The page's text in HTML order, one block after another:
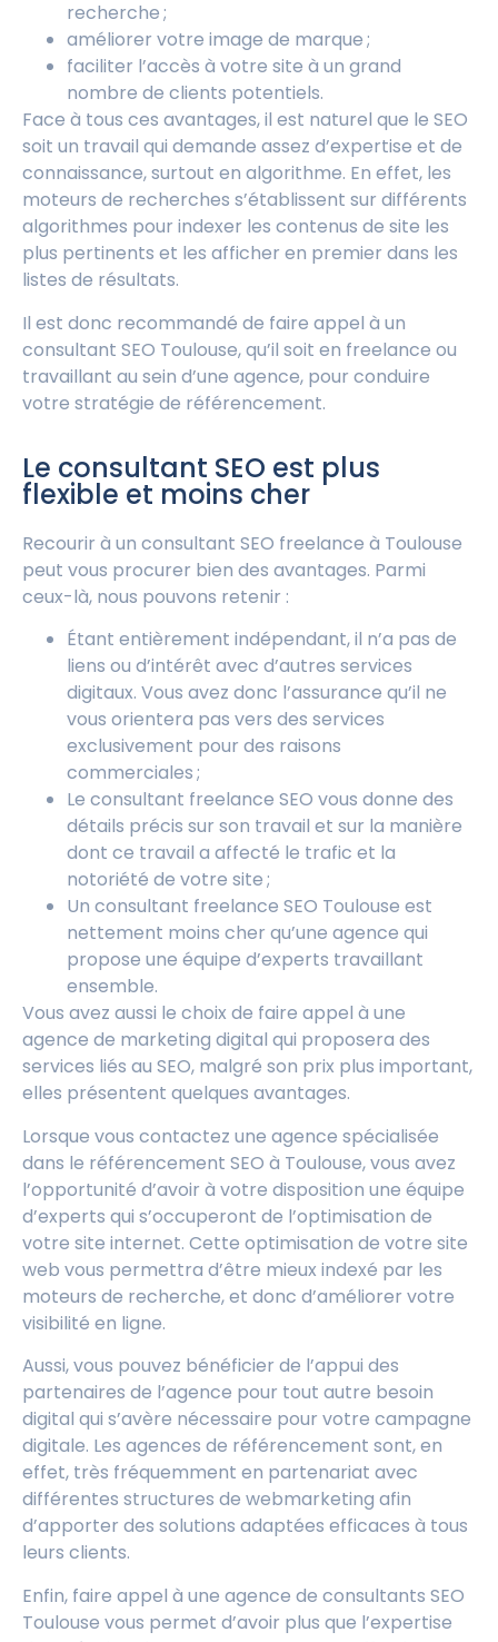
recherche ;
améliorer votre image de marque ;
faciliter l’accès à votre site à un grand
nombre de clients potentiels.
Face à tous ces avantages, il est naturel que le SEO
soit un travail qui demande assez d’expertise et de
connaissance, surtout en algorithme. En effet, les
moteurs de recherches s’établissent sur différents
algorithmes pour indexer les contenus de site les
plus pertinents et les afficher en premier dans les
listes de résultats.
Il est donc recommandé de faire appel à un
consultant SEO Toulouse, qu’il soit en freelance ou
travaillant au sein d’une agence, pour conduire
votre stratégie de référencement.
Le consultant SEO est plus
flexible et moins cher
Recourir à un consultant SEO freelance à Toulouse
peut vous procurer bien des avantages. Parmi
ceux-là, nous pouvons retenir :
Étant entièrement indépendant, il n’a pas de
liens ou d’intérêt avec d’autres services
digitaux. Vous avez donc l’assurance qu’il ne
vous orientera pas vers des services
exclusivement pour des raisons
commerciales ;
Le consultant freelance SEO vous donne des
détails précis sur son travail et sur la manière
dont ce travail a affecté le trafic et la
notoriété de votre site ;
Un consultant freelance SEO Toulouse est
nettement moins cher qu’une agence qui
propose une équipe d’experts travaillant
ensemble.
Vous avez aussi le choix de faire appel à une
agence de marketing digital qui proposera des
services liés au SEO, malgré son prix plus important,
elles présentent quelques avantages.
Lorsque vous contactez une agence spécialisée
dans le référencement SEO à Toulouse, vous avez
l’opportunité d’avoir à votre disposition une équipe
d’experts qui s’occuperont de l’optimisation de
votre site internet. Cette optimisation de votre site
web vous permettra d’être mieux indexé par les
moteurs de recherche, et donc d’améliorer votre
visibilité en ligne.
Aussi, vous pouvez bénéficier de l’appui des
partenaires de l’agence pour tout autre besoin
digital qui s’avère nécessaire pour votre campagne
digitale. Les agences de référencement sont, en
effet, très fréquemment en partenariat avec
différentes structures de webmarketing afin
d’apporter des solutions adaptées efficaces à tous
leurs clients.
Enfin, faire appel à une agence de consultants SEO
Toulouse vous permet d’avoir plus que l’expertise